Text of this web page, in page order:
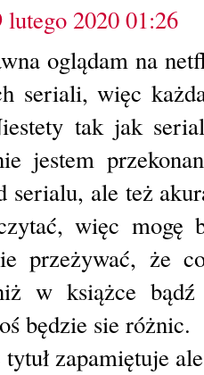
lutego 2020 01:26
oglądam na
seriali, więc
tak jak
jestem
serialu, ale też
więc mogę
przeżywać, że
w książce
będzie sie różnic.
zapamiętuje